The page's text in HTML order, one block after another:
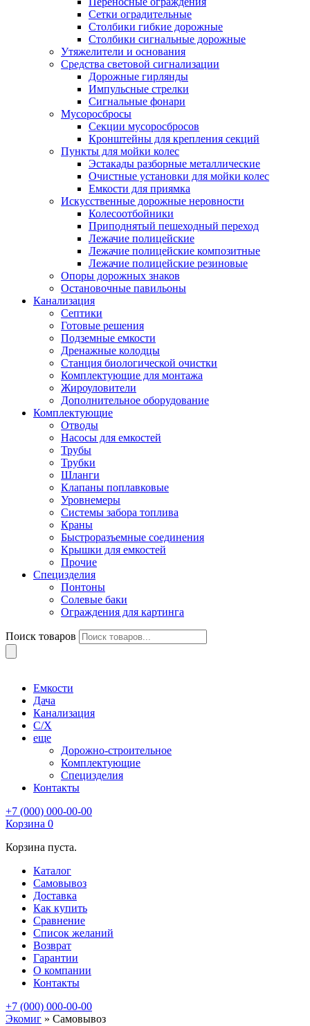
Сетки оградительные
Столбики гибкие дорожные
Столбики сигнальные дорожные
Утяжелители и основания
Средства световой сигнализации
Дорожные гирлянды
Импульсные стрелки
Сигнальные фонари
Мусоросбросы
Секции мусоросбросов
Кронштейны для крепления секций
Пункты для мойки колес
Эстакады разборные металлические
Очистные установки для мойки колес
Емкости для приямка
Искусственные дорожные неровности
Колесоотбойники
Приподнятый пешеходный переход
Лежачие полицейские
Лежачие полицейские композитные
Лежачие полицейские резиновые
Опоры дорожных знаков
Остановочные павильоны
Канализация
Септики
Готовые решения
Подземные емкости
Дренажные колодцы
Станция биологической очистки
Комплектующие для монтажа
Жироуловители
Дополнительное оборудование
Комплектующие
Отводы
Насосы для емкостей
Трубы
Трубки
Шланги
Клапаны поплавковые
Уровнемеры
Системы забора топлива
Краны
Быстроразъемные соединения
Крышки для емкостей
Прочие
Специзделия
Понтоны
Солевые баки
Ограждения для картинга
Поиск товаров
Емкости
Дача
Канализация
С/Х
еще
Дорожно-строительное
Комплектующие
Специзделия
Контакты
+7 (000) 000-00-00
Корзина 0
Корзина пуста.
Каталог
Самовывоз
Доставка
Как купить
Сравнение
Список желаний
Возврат
Гарантии
О компании
Контакты
+7 (000) 000-00-00
Экомиг » Самовывоз